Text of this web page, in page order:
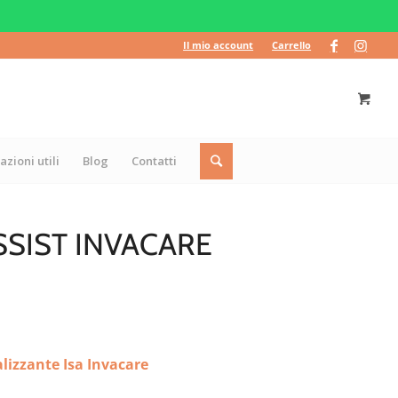
Il mio account Carrello
utili Blog Contatti
INVACARE
Isa Invacare